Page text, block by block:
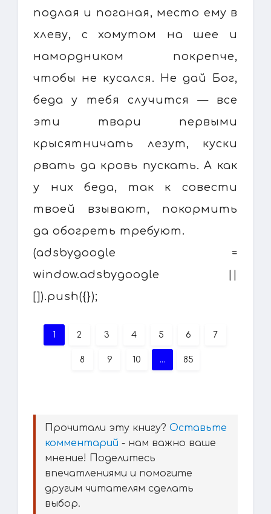
подлая и поганая, место ему в
хлеву, с хомутом на шее и
намордником покрепче,
чтобы не кусался. Не дай Бог,
беда у тебя случится — все
эти твари первыми
крысятничать лезут, куски
рвать да кровь пускать. А как
у них беда, так к совести
твоей взывают, покормить
да обогреть требуют.
(adsbygoogle =
window.adsbygoogle ||
[]).push({});
1 2 3 4 5 6 7
8 9 10 ... 85
Прочитали эту книгу? Оставьте
комментарий - нам важно ваше
мнение! Поделитесь
впечатлениями и помогите
другим читателям сделать
выбор.